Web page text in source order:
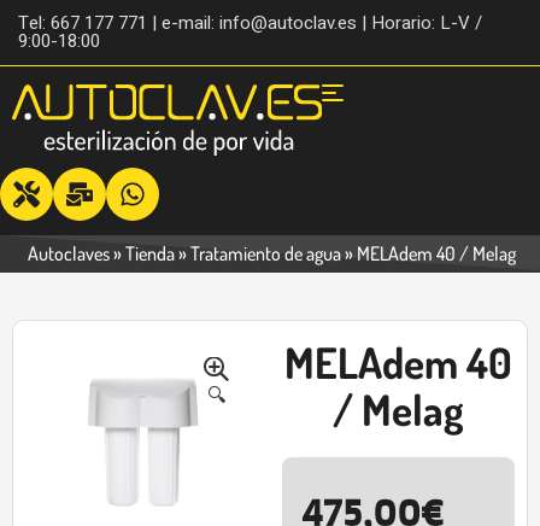
Tel: 667 177 771 | e-mail: info@autoclav.es | Horario: L-V /
9:00-18:00
Autoclaves»Tienda»Tratamiento de agua» MELAdem 40 / Melag
🔍
MELAdem 40
/ Melag
475,00€